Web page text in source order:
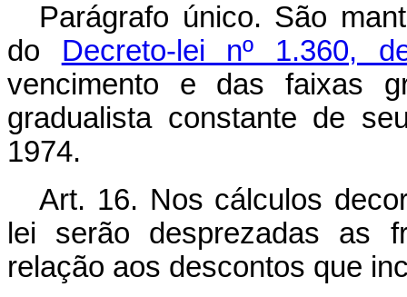
Parágrafo único. São
do Decreto-lei nº 1.360,
vencimento e das faixas
gradualista constante de
1974.
Art. 16. Nos cálculos
lei serão desprezadas as
relação aos descontos que